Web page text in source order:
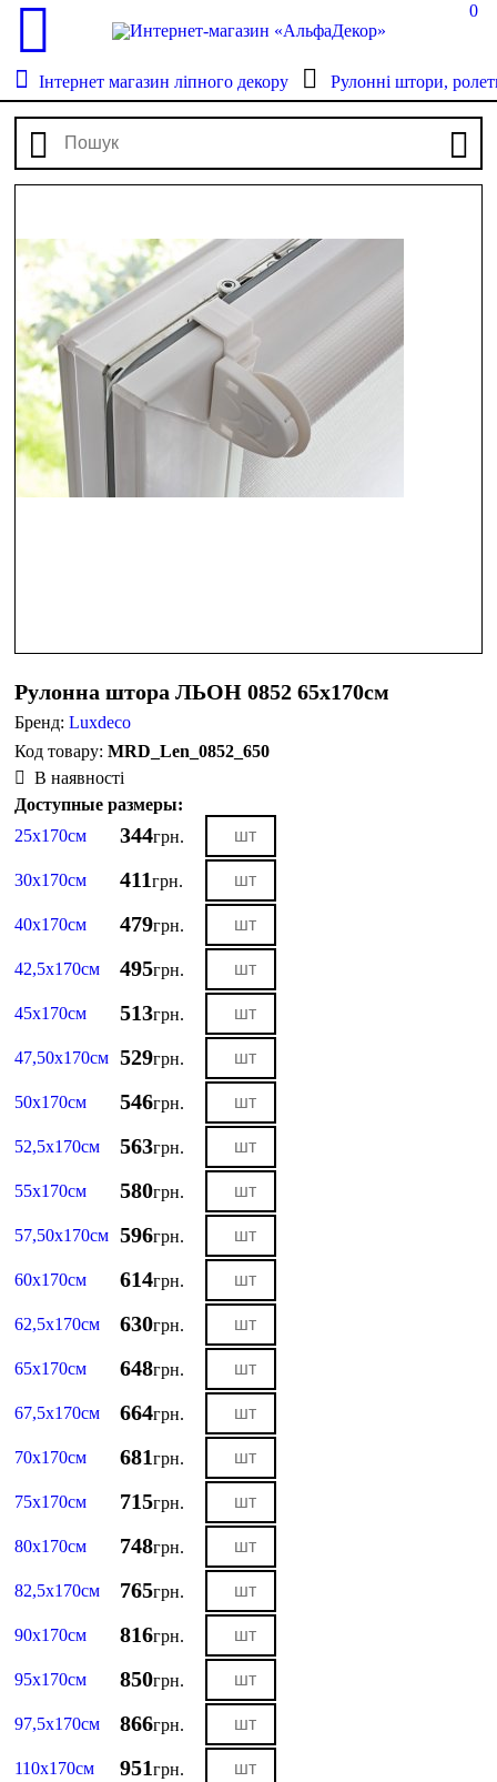
0
Інтернет магазин ліпного декору Рулонні штори,
Рулонна штора ЛЬОН 0852 65х170см
Бренд:Luxdeco
MRD_Len_0852_650
В наявності
Доступные размеры:
25х170см
344грн.
30х170см 411грн.
40х170см 479грн.
42,5х170см 495грн.
45х170см 513грн.
47,50х170см 529грн.
50х170см 546грн.
52,5х170см 563грн.
55х170см 580грн.
57,50х170см 596грн.
60х170см 614грн.
62,5х170см 630грн.
65х170см 648грн.
67,5х170см 664грн.
70х170см 681грн.
75х170см 715грн.
80х170см 748грн.
82,5х170см 765грн.
90х170см 816грн.
95х170см 850грн.
97,5х170см 866грн.
110х170см 951грн.